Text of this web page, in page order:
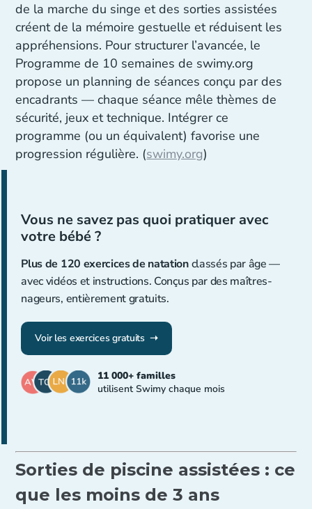
de la marche du singe et des sorties assistées
créent de la mémoire gestuelle et réduisent les
appréhensions. Pour structurer l’avancée, le
Programme de 10 semaines de swimy.org
propose un planning de séances conçu par des
encadrants — chaque séance mêle thèmes de
sécurité, jeux et technique. Intégrer ce
programme (ou un équivalent) favorise une
progression régulière. (swimy.org)
Vous ne savez pas quoi pratiquer avec
votre bébé ?
Plus de 120 exercices de natationclassés par âge —
avec vidéos et instructions. Conçus par des maîtres-
nageurs, entièrement gratuits.
Voir les exercices gratuits ➝
11 000+ familles
utilisent Swimy chaque mois
Sorties de piscine assistées : ce
que les moins de 3 ans